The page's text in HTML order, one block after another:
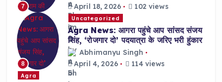
7
April 18, 2026
102 views
8
Uncategorized
Agra News: आगरा पहुंचे आप सांसद संजय
सिंह, ‘रोजगार दो’ पदयात्रा के जरिए भरी हुंकार
Abhimanyu Singh
April 4, 2026
114 views
Agra